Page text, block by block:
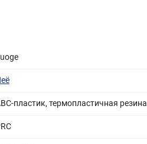
пластик, термопластичная резина